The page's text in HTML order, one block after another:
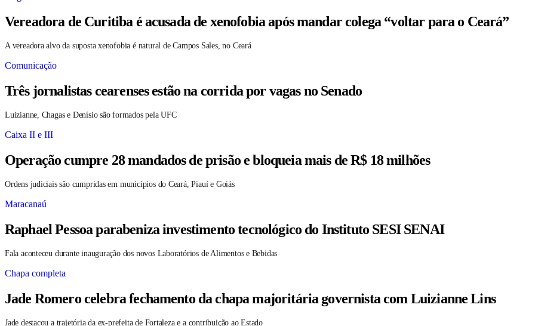
Vereadora de Curitiba é acusada de xenofobia após mandar colega “voltar para o Ceará”
A vereadora alvo da suposta xenofobia é natural de Campos Sales, no Ceará
Comunicação
Três jornalistas cearenses estão na corrida por vagas no Senado
Luizianne, Chagas e Denísio são formados pela UFC
Caixa II e III
Operação cumpre 28 mandados de prisão e bloqueia mais de R$ 18 milhões
Ordens judiciais são cumpridas em municípios do Ceará, Piauí e Goiás
Maracanaú
Raphael Pessoa parabeniza investimento tecnológico do Instituto SESI SENAI
Fala aconteceu durante inauguração dos novos Laboratórios de Alimentos e Bebidas
Chapa completa
Jade Romero celebra fechamento da chapa majoritária governista com Luizianne Lins
Jade destacou a trajetória da ex-prefeita de Fortaleza e a contribuição ao Estado